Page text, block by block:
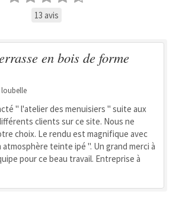
13 avis
en bois de forme
loubelle
" l'atelier des menuisiers " suite aux
clients sur ce site. Nous ne
choix. Le rendu est magnifique avec
teinte ipé ". Un grand merci à
pour ce beau travail. Entreprise à